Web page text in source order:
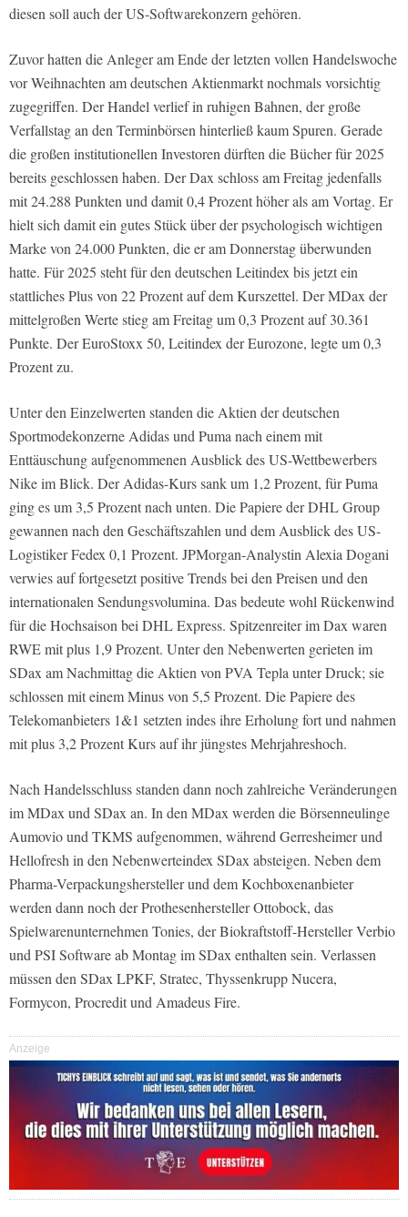
diesen soll auch der US-Softwarekonzern gehören.
Zuvor hatten die Anleger am Ende der letzten vollen Handelswoche
vor Weihnachten am deutschen Aktienmarkt nochmals vorsichtig
zugegriffen. Der Handel verlief in ruhigen Bahnen, der große
Verfallstag an den Terminbörsen hinterließ kaum Spuren. Gerade
die großen institutionellen Investoren dürften die Bücher für 2025
bereits geschlossen haben. Der Dax schloss am Freitag jedenfalls
mit 24.288 Punkten und damit 0,4 Prozent höher als am Vortag. Er
hielt sich damit ein gutes Stück über der psychologisch wichtigen
Marke von 24.000 Punkten, die er am Donnerstag überwunden
hatte. Für 2025 steht für den deutschen Leitindex bis jetzt ein
stattliches Plus von 22 Prozent auf dem Kurszettel. Der MDax der
mittelgroßen Werte stieg am Freitag um 0,3 Prozent auf 30.361
Punkte. Der EuroStoxx 50, Leitindex der Eurozone, legte um 0,3
Prozent zu.
Unter den Einzelwerten standen die Aktien der deutschen
Sportmodekonzerne Adidas und Puma nach einem mit
Enttäuschung aufgenommenen Ausblick des US-Wettbewerbers
Nike im Blick. Der Adidas-Kurs sank um 1,2 Prozent, für Puma
ging es um 3,5 Prozent nach unten. Die Papiere der DHL Group
gewannen nach den Geschäftszahlen und dem Ausblick des US-
Logistiker Fedex 0,1 Prozent. JPMorgan-Analystin Alexia Dogani
verwies auf fortgesetzt positive Trends bei den Preisen und den
internationalen Sendungsvolumina. Das bedeute wohl Rückenwind
für die Hochsaison bei DHL Express. Spitzenreiter im Dax waren
RWE mit plus 1,9 Prozent. Unter den Nebenwerten gerieten im
SDax am Nachmittag die Aktien von PVA Tepla unter Druck; sie
schlossen mit einem Minus von 5,5 Prozent. Die Papiere des
Telekomanbieters 1&1 setzten indes ihre Erholung fort und nahmen
mit plus 3,2 Prozent Kurs auf ihr jüngstes Mehrjahreshoch.
Nach Handelsschluss standen dann noch zahlreiche Veränderungen
im MDax und SDax an. In den MDax werden die Börsenneulinge
Aumovio und TKMS aufgenommen, während Gerresheimer und
Hellofresh in den Nebenwerteindex SDax absteigen. Neben dem
Pharma-Verpackungshersteller und dem Kochboxenanbieter
werden dann noch der Prothesenhersteller Ottobock, das
Spielwarenunternehmen Tonies, der Biokraftstoff-Hersteller Verbio
und PSI Software ab Montag im SDax enthalten sein. Verlassen
müssen den SDax LPKF, Stratec, Thyssenkrupp Nucera,
Formycon, Procredit und Amadeus Fire.
Anzeige